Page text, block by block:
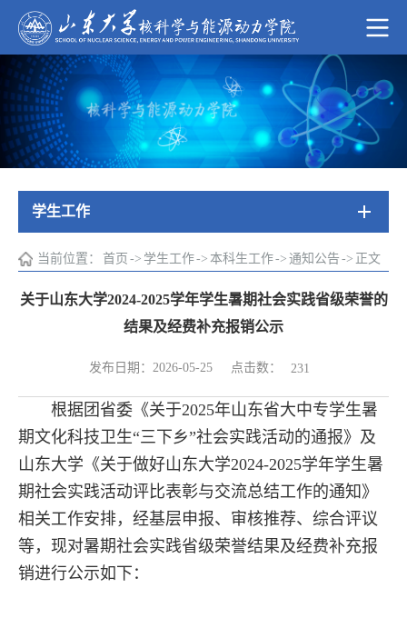
学生工作
当前位置： 首页 -> 学生工作-> 本科生工作-> 通知公告 -> 正文
关于山东大学2024-2025学年学生暑期社会实践省级荣誉的
结果及经费补充报销公示
发布日期：2026-05-25 点击数： 231
根据团省委《关于2025年山东省大中专学生暑
期文化科技卫生“三下乡”社会实践活动的通报》及
山东大学《关于做好山东大学2024-2025学年学生暑
期社会实践活动评比表彰与交流总结工作的通知》
相关工作安排，经基层申报、审核推荐、综合评议
等，现对暑期社会实践省级荣誉结果及经费补充报
销进行公示如下：